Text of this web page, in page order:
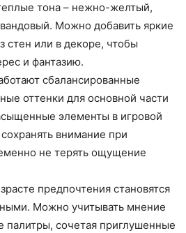
тона – нежно-желтый,
Можно добавить яркие
стен или в декоре, чтобы
и фантазию.
сбалансированные
оттенки для основной части
элементы в игровой
внимание при
не терять ощущение
предпочтения становятся
Можно учитывать мнение
палитры, сочетая приглушенные